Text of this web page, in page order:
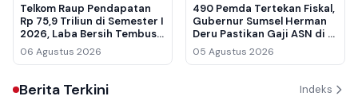
Telkom Raup Pendapatan
Rp 75,9 Triliun di Semester I
2026, Laba Bersih Tembus
Rp 10,6 Triliun
06 Agustus 2026
490 Pemda Tertekan Fiskal,
Gubernur Sumsel Herman
Deru Pastikan Gaji ASN di 17
Kabupaten Kota Tetap
Normal
05 Agustus 2026
Berita Terkini Indeks